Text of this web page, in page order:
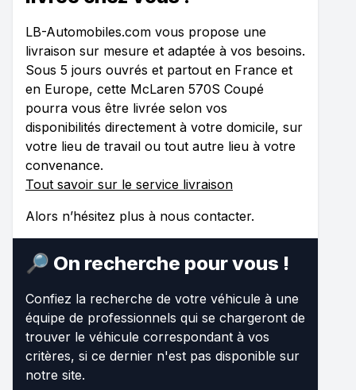
LB-Automobiles.com vous propose une
livraison sur mesure et adaptée à vos besoins.
Sous 5 jours ouvrés et partout en France et
en Europe, cette McLaren 570S Coupé
pourra vous être livrée selon vos
disponibilités directement à votre domicile, sur
votre lieu de travail ou tout autre lieu à votre
convenance.
Tout savoir sur le service livraison
Alors n’hésitez plus à nous contacter.
🔎 On recherche pour vous !
Confiez la recherche de votre véhicule à une
équipe de professionnels qui se chargeront de
trouver le véhicule correspondant à vos
critères, si ce dernier n'est pas disponible sur
notre site.